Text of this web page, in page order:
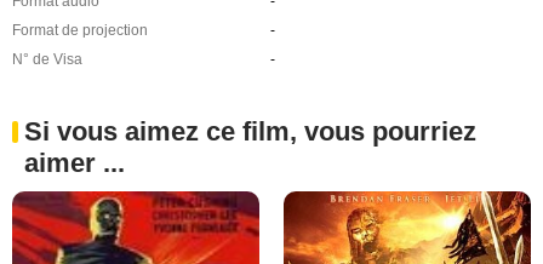
Format de projection
-
N° de Visa
-
Si vous aimez ce film, vous pourriez
aimer ...